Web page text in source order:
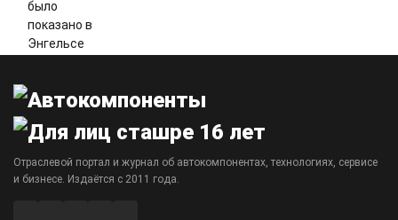
Отраслевой портал и журнал об автокомпонентах, технологиях, сервисе
и бизнесе. Издаётся с 2011 года.